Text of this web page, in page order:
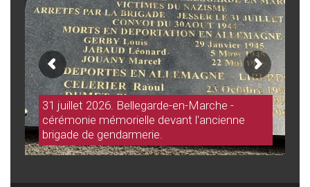
31 juillet 2026. Bellegarde-en-Marche -
cérémonie mémorielle devant l'ancienne
brigade de gendarmerie.